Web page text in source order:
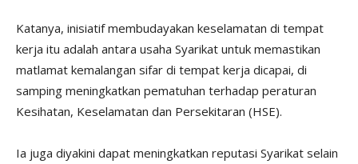
Katanya, inisiatif membudayakan keselamatan di tempat
kerja itu adalah antara usaha Syarikat untuk memastikan
matlamat kemalangan sifar di tempat kerja dicapai, di
samping meningkatkan pematuhan terhadap peraturan
Kesihatan, Keselamatan dan Persekitaran (HSE).
Ia juga diyakini dapat meningkatkan reputasi Syarikat selain